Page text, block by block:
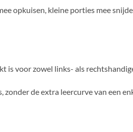
opkuisen, kleine porties mee
is voor zowel links- als
de extra leercurve van een